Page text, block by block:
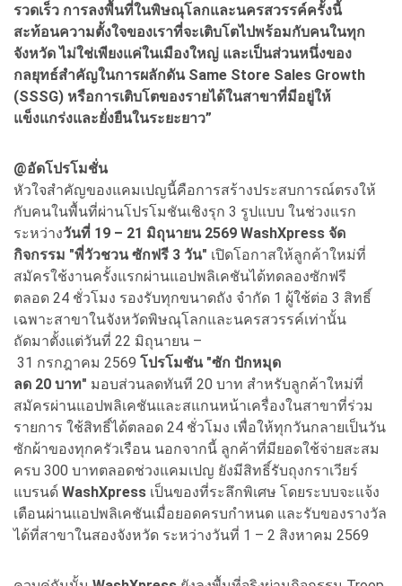
รวดเร็ว การลงพื้นที่ในพิษณุโลกและนครสวรรค์ครั้งนี้
สะท้อนความตั้งใจของเราที่จะเติบโตไปพร้อมกับคนในทุก
จังหวัด ไม่ใช่เพียงแค่ในเมืองใหญ่ และเป็นส่วนหนึ่งของ
กลยุทธ์สำคัญในการผลักดัน Same Store Sales Growth
(SSSG) หรือการเติบโตของรายได้ในสาขาที่มีอยู่ให้
แข็งแกร่งและยั่งยืนในระยะยาว”
@อัดโปรโมชั่น
หัวใจสำคัญของแคมเปญนี้คือการสร้างประสบการณ์ตรงให้
กับคนในพื้นที่ผ่านโปรโมชันเชิงรุก 3 รูปแบบ ในช่วงแรก
ระหว่างวันที่ 19 – 21 มิถุนายน 2569 WashXpress จัด
กิจกรรม "พี่วัวชวน ซักฟรี 3 วัน" เปิดโอกาสให้ลูกค้าใหม่ที่
สมัครใช้งานครั้งแรกผ่านแอปพลิเคชันได้ทดลองซักฟรี
ตลอด 24 ชั่วโมง รองรับทุกขนาดถัง จำกัด 1 ผู้ใช้ต่อ 3 สิทธิ์
เฉพาะสาขาในจังหวัดพิษณุโลกและนครสวรรค์เท่านั้น
ถัดมาตั้งแต่วันที่ 22 มิถุนายน –
31 กรกฎาคม 2569 โปรโมชัน "ซัก ปักหมุด
ลด 20 บาท" มอบส่วนลดทันที 20 บาท สำหรับลูกค้าใหม่ที่
สมัครผ่านแอปพลิเคชันและสแกนหน้าเครื่องในสาขาที่ร่วม
รายการ ใช้สิทธิ์ได้ตลอด 24 ชั่วโมง เพื่อให้ทุกวันกลายเป็นวัน
ซักผ้าของทุกครัวเรือน นอกจากนี้ ลูกค้าที่มียอดใช้จ่ายสะสม
ครบ 300 บาทตลอดช่วงแคมเปญ ยังมีสิทธิ์รับถุงกราเวียร์
แบรนด์ WashXpress เป็นของที่ระลึกพิเศษ โดยระบบจะแจ้ง
เตือนผ่านแอปพลิเคชันเมื่อยอดครบกำหนด และรับของรางวัล
ได้ที่สาขาในสองจังหวัด ระหว่างวันที่ 1 – 2 สิงหาคม 2569